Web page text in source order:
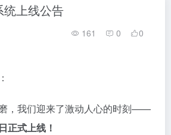
统上线公告
161 0 0
，我们迎来了激动人心的时刻——
正式上线！